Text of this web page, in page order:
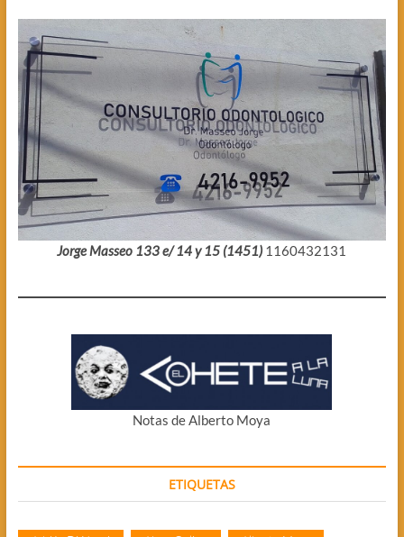
Jorge Masseo 133 e/ 14 y 15 (1451) 1160432131
Notas de Alberto Moya
ETIQUETAS